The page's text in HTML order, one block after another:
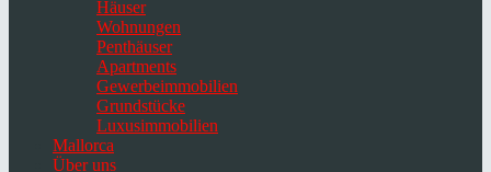
Häuser
Wohnungen
Penthäuser
Apartments
Gewerbeimmobilien
Grundstücke
Luxusimmobilien
Mallorca
Über uns